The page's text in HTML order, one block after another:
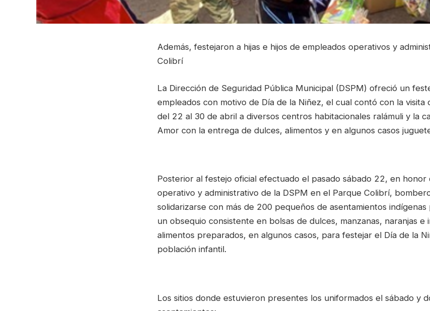
Además, festejaron a hijas e hijos de empleados operativos y
Colibrí
La Dirección de Seguridad Pública Municipal (DSPM) ofreció un
empleados con motivo de Día de la Niñez, el cual contó con la visita
del 22 al 30 de abril a diversos centros habitacionales ralámuli y la
Amor con la entrega de dulces, alimentos y en algunos casos
Posterior al festejo oficial efectuado el pasado sábado 22, en honor
operativo y administrativo de la DSPM en el Parque Colibrí,
solidarizarse con más de 200 pequeños de asentamientos
un obsequio consistente en bolsas de dulces, manzanas, naranjas e
alimentos preparados, en algunos casos, para festejar el Día de la
población infantil.
Los sitios donde estuvieron presentes los uniformados el sábado y